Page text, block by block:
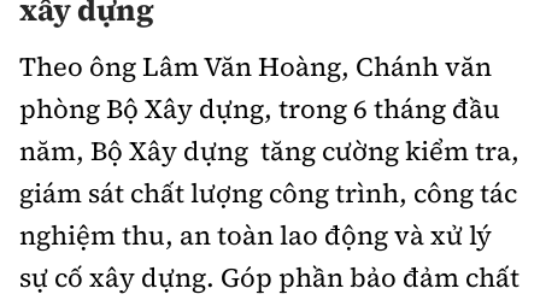
Đường sắt tốc độ cao
Đường thủy
Hàng hải
Đường sắt đô thị
Bảo hiểm
Doanh nghiệp
An ninh hình sự
Điều tra
Pháp đình
Hỏi - Đáp
Giao thông 24h
ATGT địa phương
Văn hóa giao thông
Lái xe an toàn
Chung tay vì ATGT
Chất lượng sống
Giáo dục
Y tế
Đời sống
Lao động - Công đoàn
Văn hóa - Giải Trí
Văn hóa
Showbiz
Điện ảnh
Thể thao
Bóng đá
Bình luận
Công nghệ
xây dựng
Theo ông Lâm Văn Hoàng, Chánh văn
phòng Bộ Xây dựng, trong 6 tháng đầu
năm, Bộ Xây dựng tăng cường kiểm tra,
giám sát chất lượng công trình, công tác
nghiệm thu, an toàn lao động và xử lý
sự cố xây dựng. Góp phần bảo đảm chất